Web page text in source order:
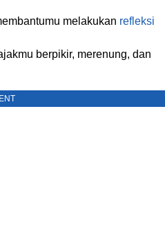
melakukan refleksi
berpikir, merenung, dan